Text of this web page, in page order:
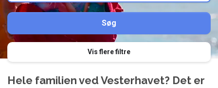
Vis flere filtre
Hele familien ved Vesterhavet? Det er